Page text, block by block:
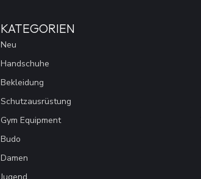
KATEGORIEN
Neu
Handschuhe
Bekleidung
Schutzausrüstung
Gym Equipment
Budo
Damen